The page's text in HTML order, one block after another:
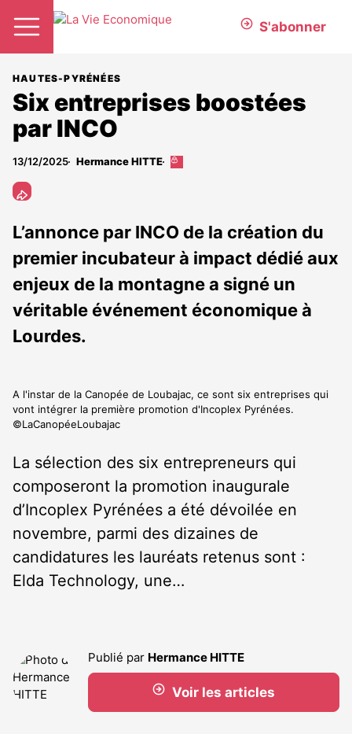
S'abonner
HAUTES-PYRÉNÉES
Six entreprises boostées
par INCO
13/12/2025 Hermance HITTE
Cet
aux
abonnés
L’annonce par INCO de la création du
premier incubateur à impact dédié aux
enjeux de la montagne a signé un
véritable événement économique à
Lourdes.
A l'instar de la Canopée de Loubajac, ce sont six entreprises qui
vont intégrer la première promotion d'Incoplex Pyrénées.
©LaCanopéeLoubajac
La sélection des six entrepreneurs qui
composeront la promotion inaugurale
d’Incoplex Pyrénées a été dévoilée en
novembre, parmi des dizaines de
candidatures les lauréats retenus sont :
Elda Technology, une…
Publié par Hermance HITTE
Voir les articles